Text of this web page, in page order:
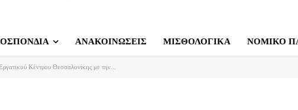
ΑΝΑΚΟΙΝΩΣΕΙΣ ΜΙΣΘΟΛΟΓΙΚΑ ΝΟΜΙΚΟ
Κέντρου Θεσσαλονίκης με την...